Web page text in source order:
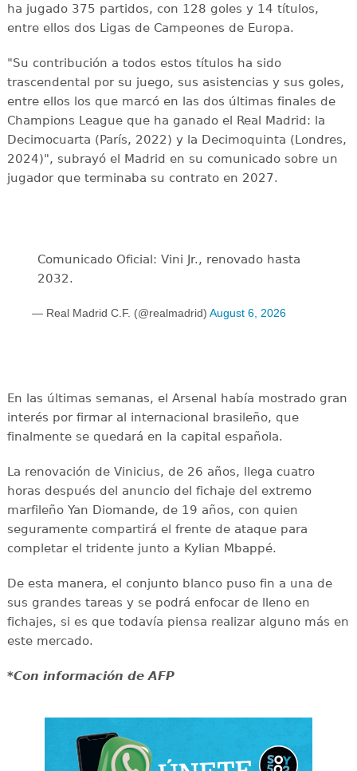
ha jugado 375 partidos, con 128 goles y 14 títulos,
entre ellos dos Ligas de Campeones de Europa.
"Su contribución a todos estos títulos ha sido
trascendental por su juego, sus asistencias y sus goles,
entre ellos los que marcó en las dos últimas finales de
Champions League que ha ganado el Real Madrid: la
Decimocuarta (París, 2022) y la Decimoquinta (Londres,
2024)", subrayó el Madrid en su comunicado sobre un
jugador que terminaba su contrato en 2027.
Comunicado Oficial: Vini Jr., renovado hasta
2032.
— Real Madrid C.F. (@realmadrid) August 6, 2026
En las últimas semanas, el Arsenal había mostrado gran
interés por firmar al internacional brasileño, que
finalmente se quedará en la capital española.
La renovación de Vinicius, de 26 años, llega cuatro
horas después del anuncio del fichaje del extremo
marfileño Yan Diomande, de 19 años, con quien
seguramente compartirá el frente de ataque para
completar el tridente junto a Kylian Mbappé.
De esta manera, el conjunto blanco puso fin a una de
sus grandes tareas y se podrá enfocar de lleno en
fichajes, si es que todavía piensa realizar alguno más en
este mercado.
*Con información de AFP